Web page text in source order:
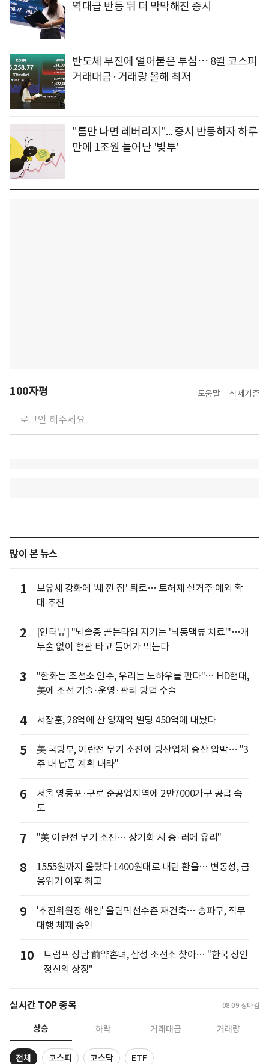
역대급 반등 뒤 더 막막해진 증시
반도체 부진에 얼어붙은 투심… 8월 코스피
거래대금·거래량 올해 최저
"틈만 나면 레버리지"... 증시 반등하자 하루
만에 1조원 늘어난 '빚투'
100자평 도움말 삭제기준
많이 본 뉴스
1
보유세 강화에 '세 낀 집' 퇴로… 토허제 실거주 예외 확
대 추진
2
[인터뷰] "뇌졸중 골든타임 지키는 '뇌동맥류 치료'"…개
두술 없이 혈관 타고 들어가 막는다
3
"한화는 조선소 인수, 우리는 노하우를 판다"… HD현대,
美에 조선 기술·운영·관리 방법 수출
4 서장훈, 28억에 산 양재역 빌딩 450억에 내놨다
5
美 국방부, 이란전 무기 소진에 방산업체 증산 압박… "3
주 내 납품 계획 내라"
6
서울 영등포·구로 준공업지역에 2만7000가구 공급 속
도
7 "美 이란전 무기 소진… 장기화 시 중·러에 유리"
8
1555원까지 올랐다 1400원대로 내린 환율… 변동성, 금
융위기 이후 최고
9
'추진위원장 해임' 올림픽선수촌 재건축… 송파구, 직무
대행 체제 승인
10
트럼프 장남 前약혼녀, 삼성 조선소 찾아… "한국 장인
정신의 상징"
실시간 TOP 종목 08.09 장마감
상승 하락 거래대금 거래량
전체 코스피 코스닥 ETF